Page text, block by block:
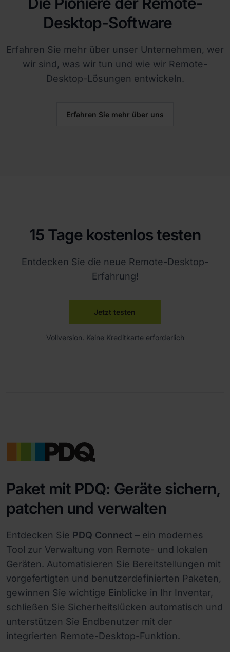
Desktop-Software
Erfahren Sie mehr über unser Unternehmen, wer
wir sind, was wir tun und wie wir Remote-
Desktop-Lösungen entwickeln.
Erfahren Sie mehr über uns
15 Tage kostenlos testen
Entdecken Sie die neue Remote-Desktop-
Erfahrung!
Jetzt testen
Vollversion. Keine Kreditkarte erforderlich
Paket mit PDQ: Geräte sichern,
patchen und verwalten
Entdecken Sie PDQ Connect – ein modernes
Tool zur Verwaltung von Remote- und lokalen
Geräten. Automatisieren Sie Bereitstellungen mit
vorgefertigten und benutzerdefinierten Paketen,
gewinnen Sie wichtige Einblicke in Ihr Inventar,
schließen Sie Sicherheitslücken automatisch und
unterstützen Sie Endbenutzer mit der
integrierten Remote-Desktop-Funktion.